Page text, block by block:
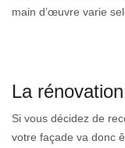
main d’œuvre varie
La
Si vous décidez de
votre façade va donc